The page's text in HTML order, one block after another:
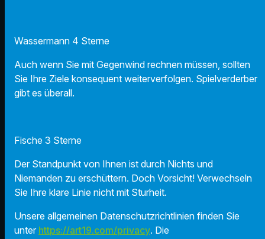
Wassermann 4 Sterne
Auch wenn Sie mit Gegenwind rechnen müssen, sollten
Sie Ihre Ziele konsequent weiterverfolgen. Spielverderber
gibt es überall.
Fische 3 Sterne
Der Standpunkt von Ihnen ist durch Nichts und
Niemanden zu erschüttern. Doch Vorsicht! Verwechseln
Sie Ihre klare Linie nicht mit Sturheit.
Unsere allgemeinen Datenschutzrichtlinien finden Sie
unter https://art19.com/privacy. Die